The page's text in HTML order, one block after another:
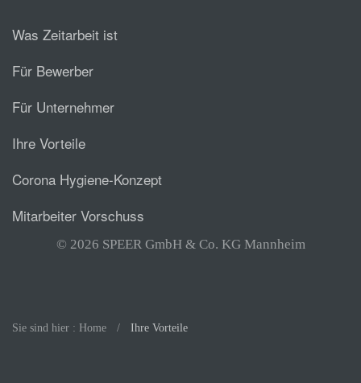
Was Zeitarbeit ist
Für Bewerber
Für Unternehmer
Ihre Vorteile
Corona Hygiene-Konzept
Mitarbeiter Vorschuss
© 2026 SPEER GmbH & Co. KG Mannheim
Sie sind hier : Home Ihre Vorteile